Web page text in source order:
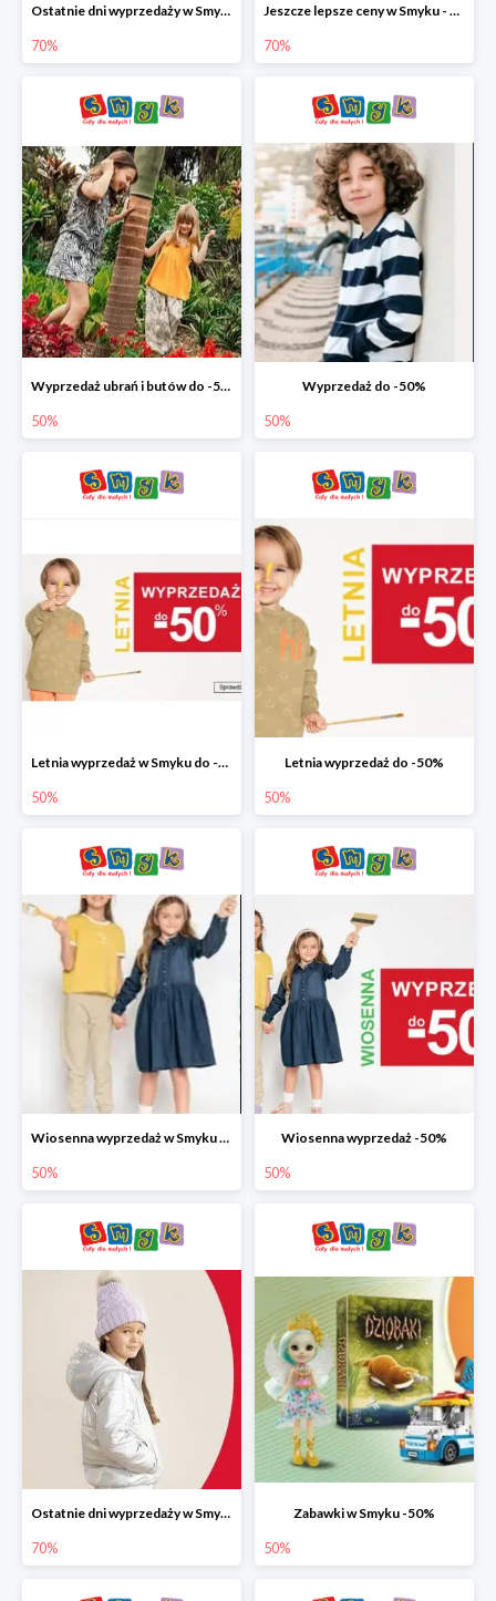
Ostatnie dni wyprzedaży w Smyku - ubrania i buty do -70%
70%
Jeszcze lepsze ceny w Smyku - ubrania i buty do -70%
70%
Wyprzedaż ubrań i butów do -50%
50%
Wyprzedaż do -50%
50%
Letnia wyprzedaż w Smyku do -50%
50%
Letnia wyprzedaż do -50%
50%
Wiosenna wyprzedaż w Smyku do -50%
50%
Wiosenna wyprzedaż -50%
50%
Ostatnie dni wyprzedaży w Smyku do -70%
70%
Zabawki w Smyku -50%
50%